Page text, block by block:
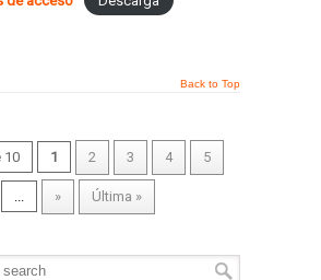
Back to Top
10 1 2 3 4 5
... » Última »